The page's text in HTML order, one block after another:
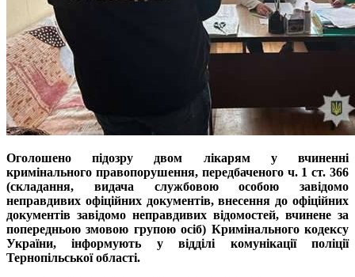
Оголошено підозру двом лікарям у вчиненні
кримінального правопорушення, передбаченого ч. 1 ст. 366
(складання, видача службовою особою завідомо
неправдивих офіційних документів, внесення до офіційних
документів завідомо неправдивих відомостей, вчинене за
попередньою змовою групою осіб) Кримінального кодексу
України, інформують у відділі комунікації поліції
Тернопільської області.